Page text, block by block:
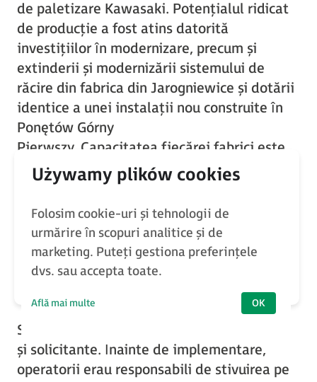
de paletizare Kawasaki. Potențialul ridicat
de producție a fost atins datorită
investițiilor în modernizare, precum și
extinderii și modernizării sistemului de
răcire din fabrica din Jarogniewice și dotării
identice a unei instalații nou construite în
Ponętów Górny
Pierwszy. Capacitatea fiecărei fabrici este
de 5 tone pe oră și garantează companiei
Frost poziția de cel mai mare producător de
ceapă congelată din țară.
Nevoi
Sarcinile îndeplinite de angajați erau grele
și solicitante. Înainte de implementare,
operatorii erau responsabili de stivuirea pe
Folosim cookie-uri și tehnologii de
urmărire în scopuri analitice și de
marketing. Puteți gestiona preferințele
dvs. sau accepta toate.
Află mai multe OK